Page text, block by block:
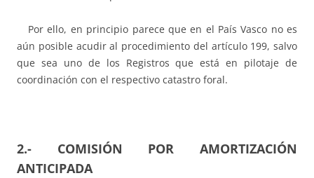
Por ello, en principio parece que en el País Vasco no es
aún posible acudir al procedimiento del artículo 199, salvo
que sea uno de los Registros que está en pilotaje de
coordinación con el respectivo catastro foral.
2.- COMISIÓN POR AMORTIZACIÓN
ANTICIPADA